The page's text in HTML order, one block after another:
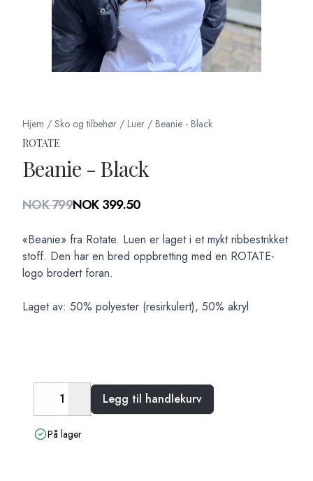
Hjem / Sko og tilbehør / Luer / Beanie - Black
ROTATE
Beanie - Black
Produktdetaljer
NOK 799NOK 399.50
Description
«Beanie» fra Rotate. Luen er laget i et mykt ribbestrikket
stoff. Den har en bred oppbretting med en ROTATE-
logo brodert foran.
Laget av: 50% polyester (resirkulert), 50% akryl
DecreaseIncreaseLegg til handlekurv
På lager